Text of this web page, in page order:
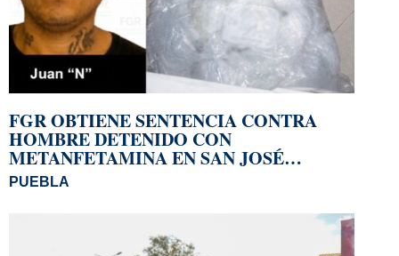
FGR OBTIENE SENTENCIA CONTRA
HOMBRE DETENIDO CON
METANFETAMINA EN SAN JOSÉ
MIAHUATLÁN
PUEBLA